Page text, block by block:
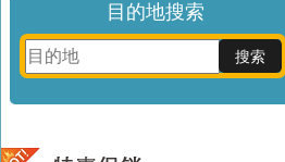
目的地搜索